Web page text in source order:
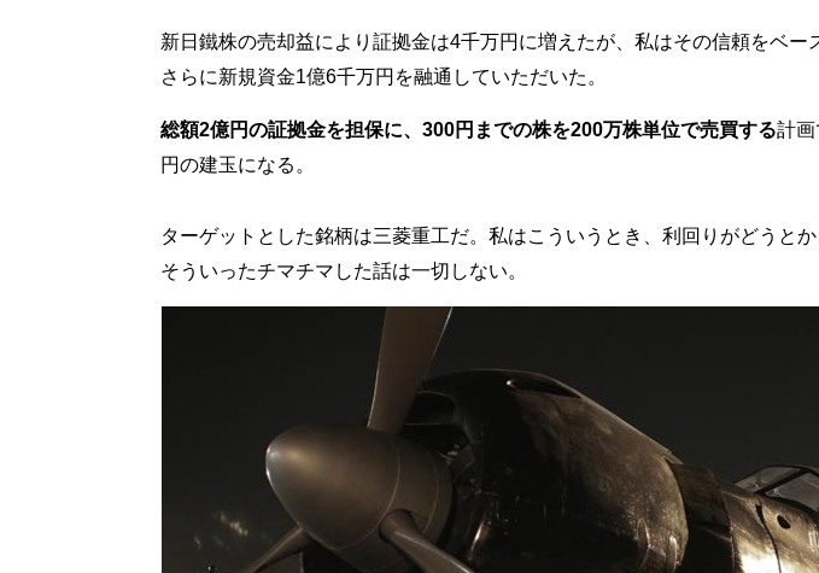
新日鐵株の売却益により証拠金は4千万円に増えたが、私はその信頼をベー
さらに新規資金1億6千万円を融通していただいた。
総額2億円の証拠金を担保に、300円までの株を200万株単位で売買する計
円の建玉になる。
ターゲットとした銘柄は三菱重工だ。私はこういうとき、利回りがどうとか
そういったチマチマした話は一切しない。